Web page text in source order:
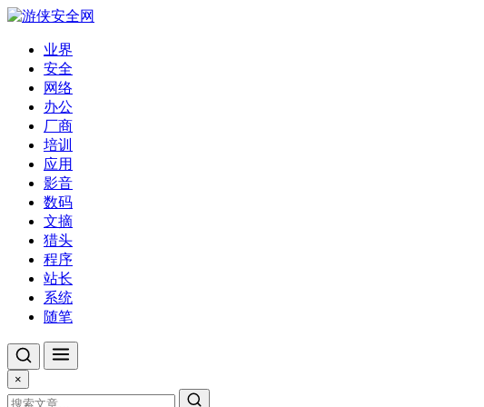
业界
安全
网络
办公
厂商
培训
应用
影音
数码
文摘
猎头
程序
站长
系统
随笔
×